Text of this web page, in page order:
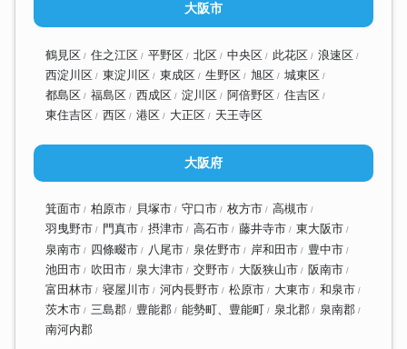
大阪市
鶴見区 住之江区 平野区 北区 中央区 此花区
浪速区
西淀川区
東淀川区 東成区 生野区 旭区
城東区
都島区
福島区 西成区 淀川区 阿倍野区
住吉区
東住吉区
西区 港区 大正区 天王寺区
大阪府
箕面市 柏原市 貝塚市 守口市 枚方市
高槻市
羽曳野市
門真市 摂津市 高石市 藤井寺市
東大阪市
泉南市
四條畷市 八尾市 泉佐野市 岸和田市
豊中市
池田市
吹田市 泉大津市 交野市 大阪狭山市
阪南市
富田林市
寝屋川市 河内長野市 松原市 大東市
和泉市
茨木市
三島郡 豊能郡 能勢町、豊能町 泉北郡
泉南郡
南河内郡